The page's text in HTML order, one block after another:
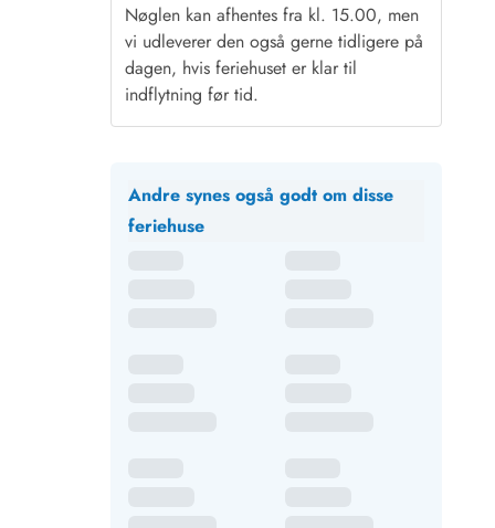
Nøglen kan afhentes fra kl. 15.00, men
vi udleverer den også gerne tidligere på
dagen, hvis feriehuset er klar til
indflytning før tid.
Andre synes også godt om disse
feriehuse